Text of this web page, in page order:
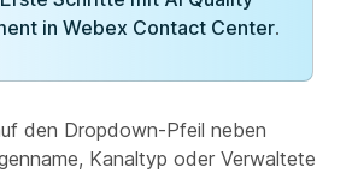
in Webex Contact Center.
den Dropdown-Pfeil neben
Kanaltyp oder Verwaltete